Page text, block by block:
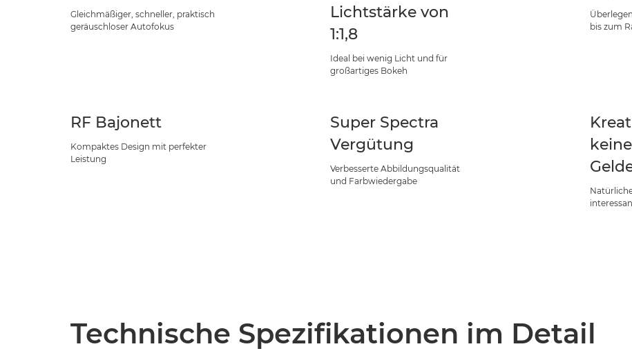
Gleichmäßiger, schneller, praktisch
geräuschloser Autofokus
Lichtstärke von
1:1,8
Ideal bei wenig Licht und für
großartiges Bokeh
bis zum
RF Bajonett
Kompaktes Design mit perfekter
Leistung
Super Spectra
Vergütung
Verbesserte Abbildungsqualität
und Farbwiedergabe
Technische Spezifikationen im Detail